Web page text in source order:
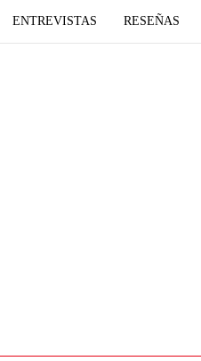
ENTREVISTAS RESEÑAS